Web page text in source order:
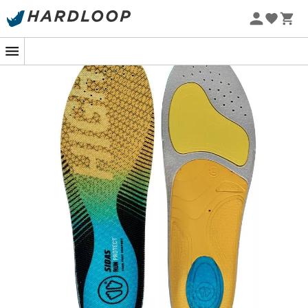
Promoções de verão 🔥 -5% EXTRA a partir de 2 produtos*